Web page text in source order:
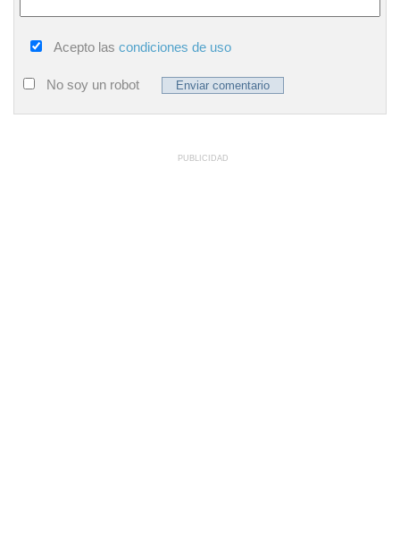
Acepto las condiciones de uso
No soy un robot
PUBLICIDAD